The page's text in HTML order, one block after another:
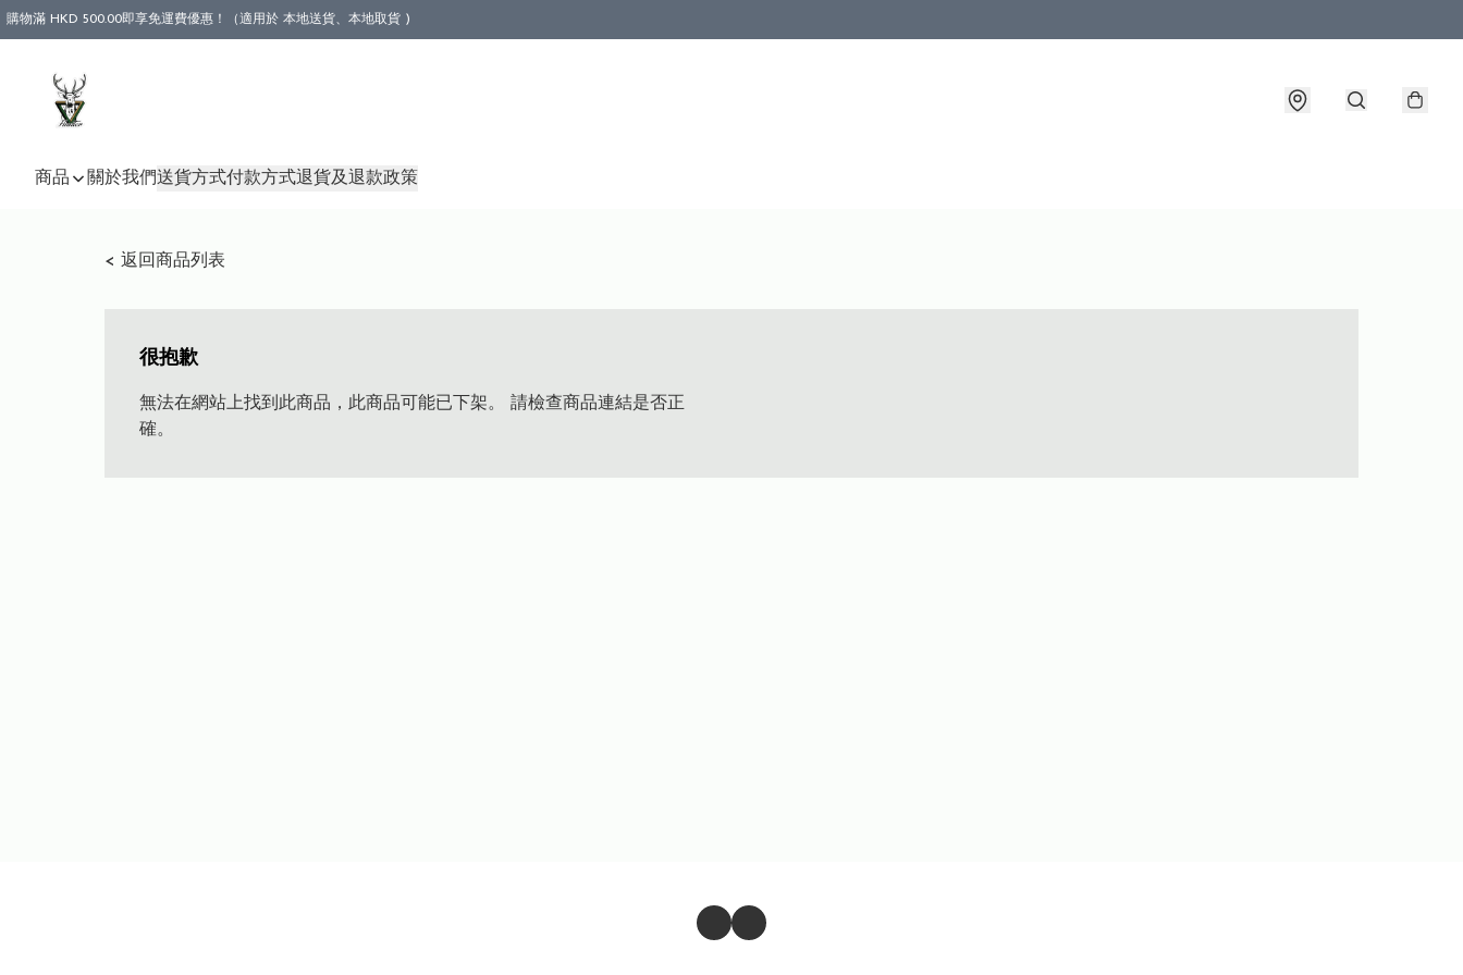
購物滿 HKD 500.00即享免運費優惠！（適用於 本地送貨、本地取貨 )
商品 關於我們送貨方式付款方式退貨及退款政策
< 返回商品列表
很抱歉
無法在網站上找到此商品，此商品可能已下架。 請檢查商品連結是否正
確。